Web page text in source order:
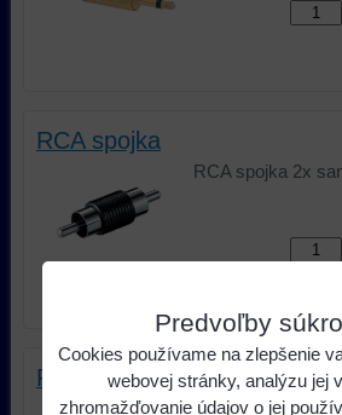
RCA spojka
RCA spojka 2x
RCA rozdvojka
RCA rozdvojka
Predvoľby
Cookies používame na zlepšenie
webovej stránky, analýzu jej
zhromažďovanie údajov o jej